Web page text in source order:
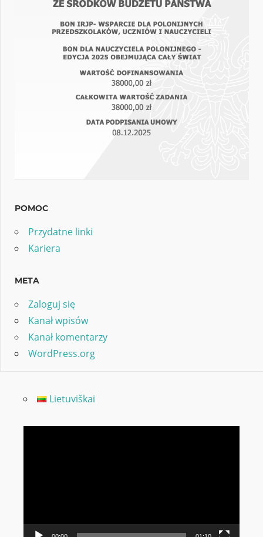
POMOC
Przydatne linki
Kariera
META
Zaloguj się
Kanał wpisów
Kanał komentarzy
WordPress.org
Lietuviškai